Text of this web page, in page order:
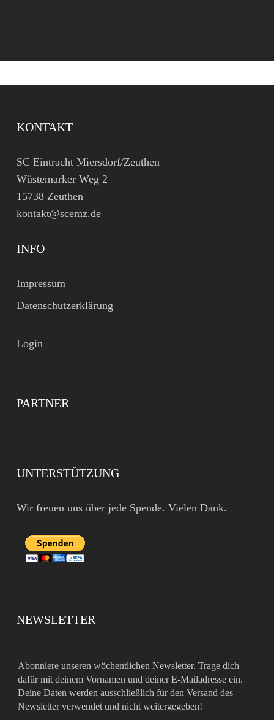
KONTAKT
SC Eintracht Miersdorf/Zeuthen
Wüstemarker Weg 2
15738 Zeuthen
kontakt@scemz.de
INFO
Impressum
Datenschutzerklärung
Login
PARTNER
UNTERSTÜTZUNG
Wir freuen uns über jede Spende. Vielen Dank.
NEWSLETTER
Abonniere unseren wöchentlichen Newsletter. Trage dich
dafür mit deinem Vornamen und deiner E-Mailadresse ein.
Deine Daten werden ausschließlich für den Versand des
Newsletter verwendet und nicht weitergegeben!